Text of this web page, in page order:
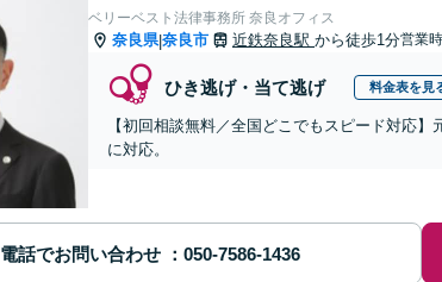
ベリーベスト法律事務所 奈良オフィス
奈良県|奈良市 近鉄奈良駅 から徒歩1分営業
ひき逃げ・当て逃げ 料金表を見
【初回相談無料／全国どこでもスピード対応
に対応。
電話でお問い合わせ